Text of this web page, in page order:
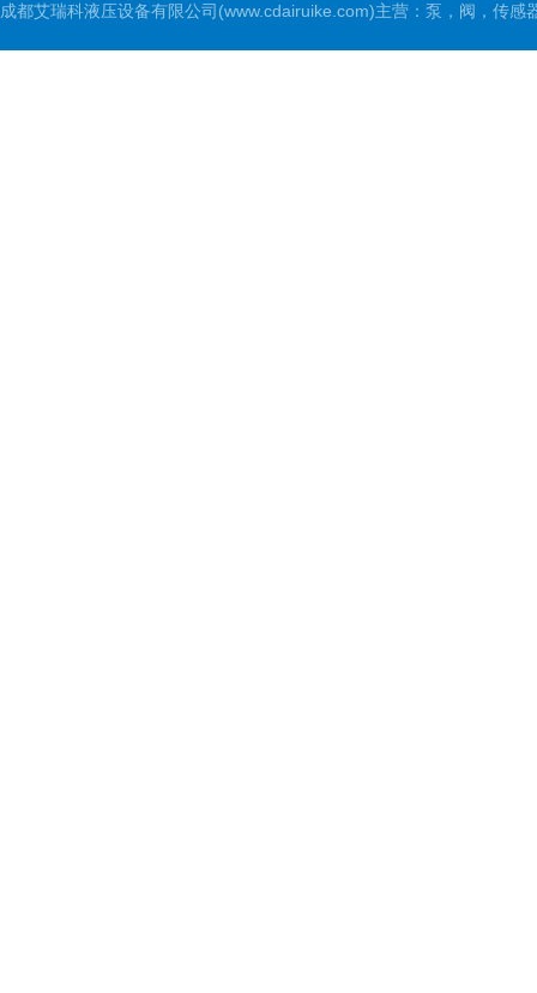
成都艾瑞科液压设备有限公司(www.cdairuike.com)主营：泵，阀，传